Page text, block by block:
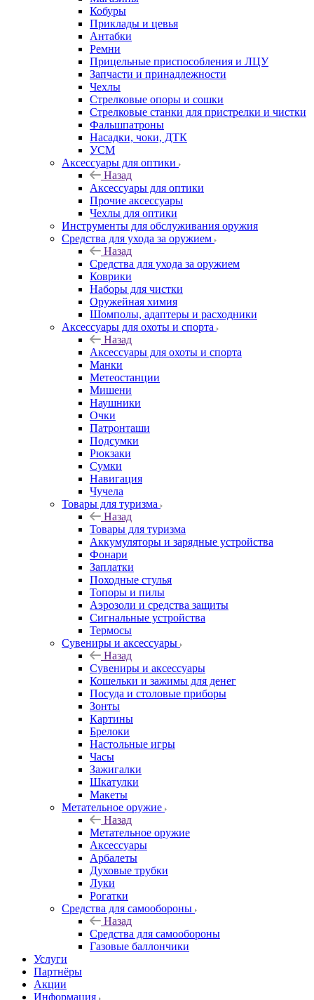
Кобуры
Приклады и цевья
Антабки
Ремни
Прицельные приспособления и ЛЦУ
Запчасти и принадлежности
Чехлы
Стрелковые опоры и сошки
Стрелковые станки для пристрелки и чистки
Фальшпатроны
Насадки, чоки, ДТК
УСМ
Аксессуары для оптики
Назад
Аксессуары для оптики
Прочие аксессуары
Чехлы для оптики
Инструменты для обслуживания оружия
Средства для ухода за оружием
Назад
Средства для ухода за оружием
Коврики
Наборы для чистки
Оружейная химия
Шомполы, адаптеры и расходники
Аксессуары для охоты и спорта
Назад
Аксессуары для охоты и спорта
Манки
Метеостанции
Мишени
Наушники
Очки
Патронташи
Подсумки
Рюкзаки
Сумки
Навигация
Чучела
Товары для туризма
Назад
Товары для туризма
Аккумуляторы и зарядные устройства
Фонари
Заплатки
Походные стулья
Топоры и пилы
Аэрозоли и средства защиты
Сигнальные устройства
Термосы
Сувениры и аксессуары
Назад
Сувениры и аксессуары
Кошельки и зажимы для денег
Посуда и столовые приборы
Зонты
Картины
Брелоки
Настольные игры
Часы
Зажигалки
Шкатулки
Макеты
Метательное оружие
Назад
Метательное оружие
Аксессуары
Арбалеты
Духовые трубки
Луки
Рогатки
Средства для самообороны
Назад
Средства для самообороны
Газовые баллончики
Услуги
Партнёры
Акции
Информация